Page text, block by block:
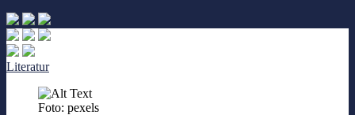
Literatur
Foto: pexels